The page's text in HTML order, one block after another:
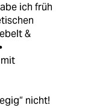
ich früh
&
nicht!